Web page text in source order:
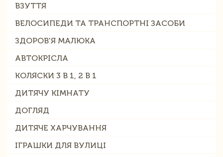
ВЗУТТЯ
ВЕЛОСИПЕДИ ТА ТРАНСПОРТНІ ЗАСОБИ
ЗДОРОВ'Я МАЛЮКА
АВТОКРІСЛА
КОЛЯСКИ 3 В 1, 2 В 1
ДИТЯЧУ КІМНАТУ
ДОГЛЯД
ДИТЯЧЕ ХАРЧУВАННЯ
ІГРАШКИ ДЛЯ ВУЛИЦІ